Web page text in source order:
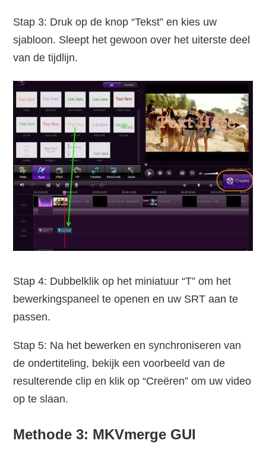
Stap 3: Druk op de knop “Tekst” en kies uw
sjabloon. Sleept het gewoon over het uiterste deel
van de tijdlijn.
Stap 4: Dubbelklik op het miniatuur “T” om het
bewerkingspaneel te openen en uw SRT aan te
passen.
Stap 5: Na het bewerken en synchroniseren van
de ondertiteling, bekijk een voorbeeld van de
resulterende clip en klik op “Creëren” om uw video
op te slaan.
Methode 3: MKVmerge GUI